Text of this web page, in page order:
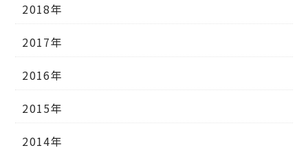
2018年
2017年
2016年
2015年
2014年